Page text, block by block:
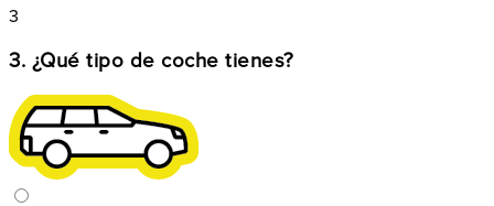
3
3. ¿Qué tipo de coche tienes?